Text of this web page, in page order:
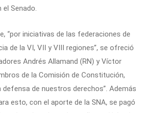
el Senado.
“por iniciativas de las federaciones de
de la VI, VII y VIII regiones”, se ofreció
Andrés Allamand (RN) y Víctor
de la Comisión de Constitución,
defensa de nuestros derechos”. Además
esto, con el aporte de la SNA, se pagó